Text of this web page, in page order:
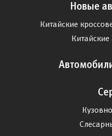
Новые
Китайские